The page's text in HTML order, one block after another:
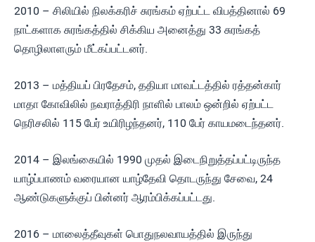
2010 – சிலியில் நிலக்கரிச் சுரங்கம் ஏற்பட்ட விபத்தினால் 69
நாட்களாக சுரங்கத்தில் சிக்கிய அனைத்து 33 சுரங்கத்
தொழிலாளரும் மீட்கப்பட்டனர்.
2013 – மத்தியப் பிரதேசம், ததியா மாவட்டத்தில் ரத்தன்கார்
மாதா கோவிலில் நவராத்திரி நாளில் பாலம் ஒன்றில் ஏற்பட்ட
நெரிசலில் 115 பேர் உயிரிழந்தனர், 110 பேர் காயமடைந்தனர்.
2014 – இலங்கையில் 1990 முதல் இடைநிறுத்தப்பட்டிருந்த
யாழ்ப்பாணம் வரையான யாழ்தேவி தொடருந்து சேவை, 24
ஆண்டுகளுக்குப் பின்னர் ஆரம்பிக்கப்பட்டது.
2016 – மாலைத்தீவுகள் பொதுநலவாயத்தில் இருந்து